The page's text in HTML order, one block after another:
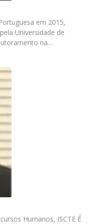
em 2015,
Universidade de
na…
Humanos, ISCTE É